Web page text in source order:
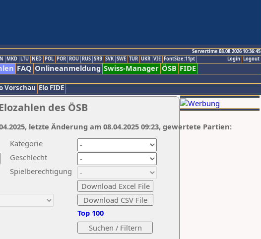
Servertime 08.08.2026 10:36:45
Logout
Login
MKD LTU NED POL POR ROU RUS SRB SVK SWE TUR UKR VIE FontSize:11pt
FAQ Onlineanmeldung Swiss-Manager ÖSB FIDE
Vorschau Elo FIDE
des ÖSB
Kategorie
Geschlecht
Spielberechtigung
Top 100
letzte Änderung am 08.04.2025 09:23, gewertete Partien: